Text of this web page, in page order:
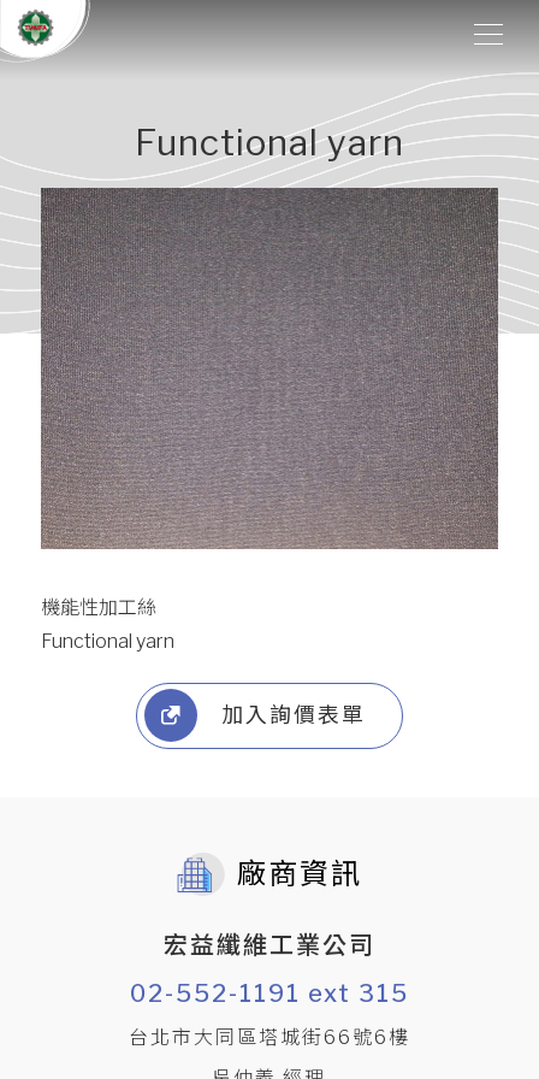
Functional yarn
機能性加工絲
Functional yarn
加入詢價表單
廠商資訊
宏益纖維工業公司
02-552-1191 ext 315
台北市大同區塔城街66號6樓